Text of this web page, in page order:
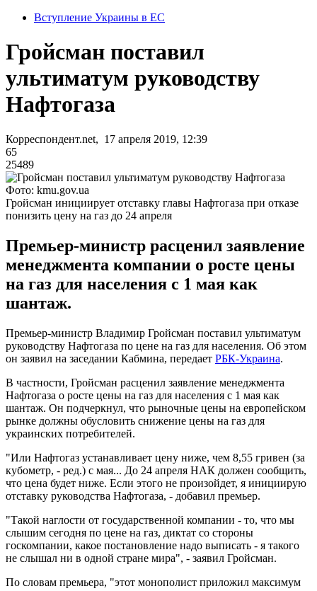
Вступление Украины в ЕС
Гройсман поставил
ультиматум руководству
Нафтогаза
Корреспондент.net, 17 апреля 2019, 12:39
65
25489
Фото: kmu.gov.ua
Гройсман инициирует отставку главы Нафтогаза при отказе
понизить цену на газ до 24 апреля
Премьер-министр расценил заявление
менеджмента компании о росте цены
на газ для населения с 1 мая как
шантаж.
Премьер-министр Владимир Гройсман поставил ультиматум
руководству Нафтогаза по цене на газ для населения. Об этом
он заявил на заседании Кабмина, передает РБК-Украина.
В частности, Гройсман расценил заявление менеджмента
Нафтогаза о росте цены на газ для населения с 1 мая как
шантаж. Он подчеркнул, что рыночные цены на европейском
рынке должны обусловить снижение цены на газ для
украинских потребителей.
"Или Нафтогаз устанавливает цену ниже, чем 8,55 гривен (за
кубометр, - ред.) с мая... До 24 апреля НАК должен сообщить,
что цена будет ниже. Если этого не произойдет, я инициирую
отставку руководства Нафтогаза, - добавил премьер.
"Такой наглости от государственной компании - то, что мы
слышим сегодня по цене на газ, диктат со стороны
госкомпании, какое постановление надо выписать - я такого
не слышал ни в одной стране мира", - заявил Гройсман.
По словам премьера, "этот монополист приложил максимум